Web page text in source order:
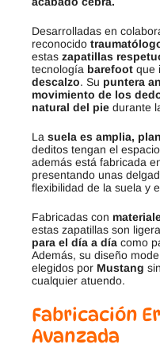
Desarrolladas en
reconocido
estas zapatillas
tecnología barefoot que
descalzo. Su puntera
movimiento de los
natural del pie durante
La suela es amplia,
deditos tengan el
además está fabricada
presentando unas
flexibilidad de la suela y
Fabricadas con
estas zapatillas son
para el día a día como
Además, su diseño
elegidos por Mustang
cualquier atuendo.
Fabricación
Avanzada